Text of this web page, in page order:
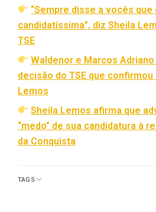
“Sempre disse a vocês que
candidatíssima”, diz Sheila
TSE
Waldenor e Marcos
decisão do TSE que
Lemos
Sheila Lemos afirma que
“medo” de sua candidatura à
da Conquista
TAGS